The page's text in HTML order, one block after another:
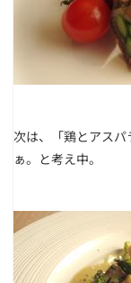
次は、「鶏とアス
ぁ。と考え中。